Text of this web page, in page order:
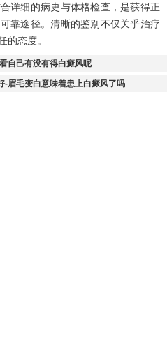
详细的病史与体格检查，是获得正
靠途径。清晰的鉴别不仅关乎治疗
的态度。
自己有没有得白癜风呢
-眉毛变白意味着患上白癜风了吗